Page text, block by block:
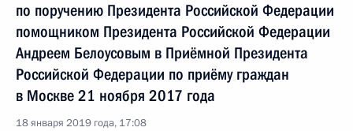
по поручению Президента Российской Федерации
помощником Президента Российской Федерации
Андреем Белоусовым в Приёмной Президента
Российской Федерации по приёму граждан
в Москве 21 ноября 2017 года
18 января 2019 года, 17:08